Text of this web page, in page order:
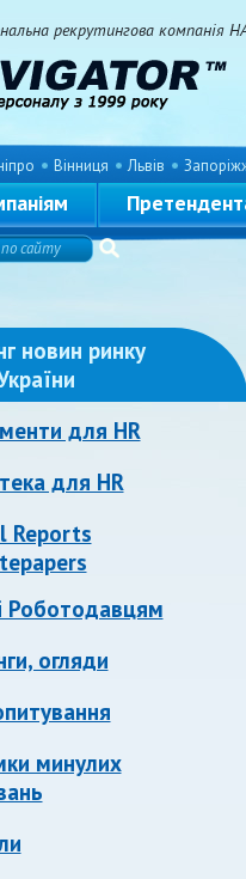
рекрутингова компанія
Вінниця Львів
новин ринку
для HR
для HR
Reports
Роботодавцям
огляди
минулих